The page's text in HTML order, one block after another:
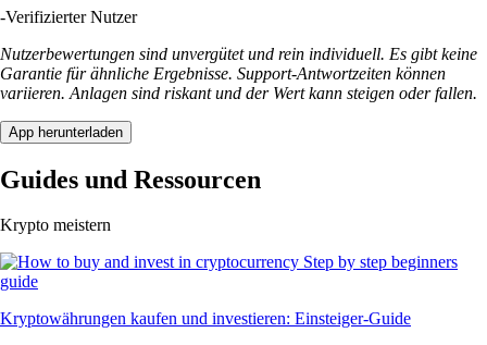
-Verifizierter Nutzer
Nutzerbewertungen sind unvergütet und rein individuell. Es gibt keine
Garantie für ähnliche Ergebnisse. Support-Antwortzeiten können
variieren. Anlagen sind riskant und der Wert kann steigen oder fallen.
App herunterladen
Guides und Ressourcen
Krypto meistern
Kryptowährungen kaufen und investieren: Einsteiger-Guide